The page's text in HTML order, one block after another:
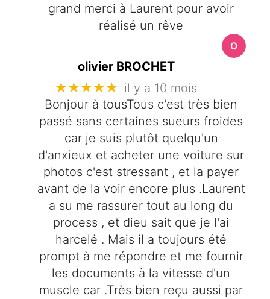
grand merci à Laurent pour avoir
réalisé un rêve
olivier BROCHET
★★★★★ il y a 10 mois
Bonjour à tousTous c'est très bien
passé sans certaines sueurs froides
car je suis plutôt quelqu'un
d'anxieux et acheter une voiture sur
photos c'est stressant , et la payer
avant de la voir encore plus .Laurent
a su me rassurer tout au long du
process , et dieu sait que je l'ai
harcelé . Mais il a toujours été
prompt à me répondre et me fournir
les documents à la vitesse d'un
muscle car .Très bien reçu aussi par